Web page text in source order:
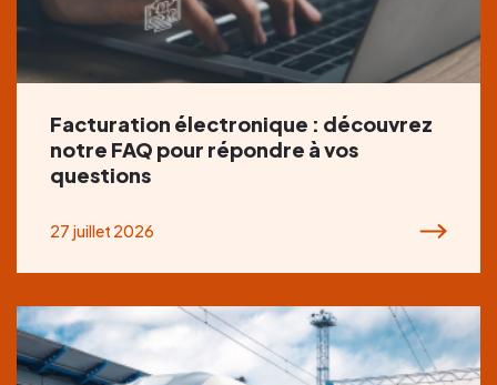
Facturation électronique : découvrez
notre FAQ pour répondre à vos
questions
27 juillet 2026